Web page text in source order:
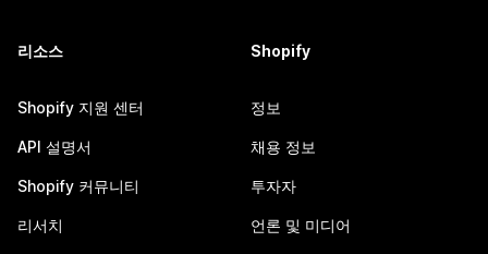
리소스
Shopify 지원 센터
API 설명서
Shopify 커뮤니티
리서치
Shopify
정보
채용 정보
투자자
언론 및 미디어